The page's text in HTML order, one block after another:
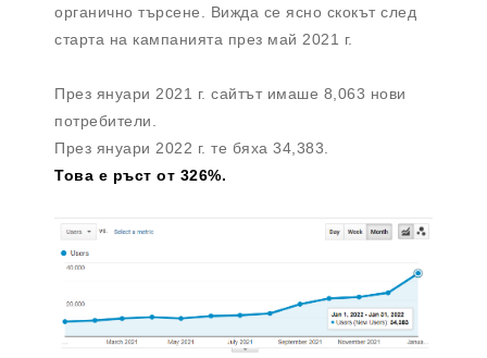
органично търсене. Вижда се ясно скокът след
старта на кампанията през май 2021 г.
През януари 2021 г. сайтът имаше 8,063 нови
потребители.
През януари 2022 г. те бяха 34,383.
Това е ръст от 326%.